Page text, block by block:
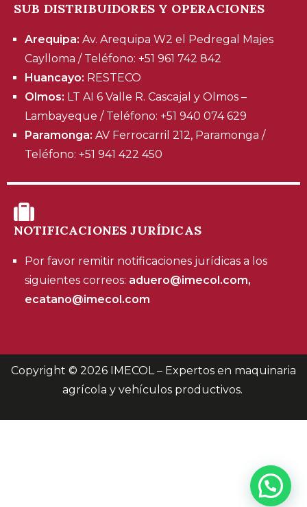
SUB DISTRIBUIDORES Y OPERACIONES
Arequipa: Av. Arequipa W2 el Pedregal Majes
Caylloma / Teléfono: +51 961 742 842
Huancayo: RESTECO
Olmos: LT AI 6 Valle R. Cascajal y Olmos –
Lambayeque / Teléfono: +51 940 074 629
Paramonga: AV Ferrocarril 212, Paramonga /
Teléfono: +51 941 422 450
NOTIFICACIONES JURÍDICAS
Por favor remitir notificaciones jurídicas a los
siguientes correos: aduero@imecol.com,
ecatano@imecol.com
Copyright © 2026 IMECOL – Expertos en maquinaria
agrícola y vehículos productivos.